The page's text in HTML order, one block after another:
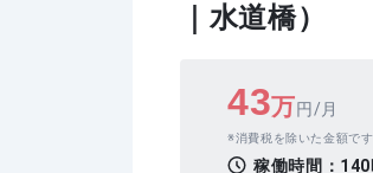
｜水道橋）
43万円/月
消費税を除いた金額です
稼働時間：